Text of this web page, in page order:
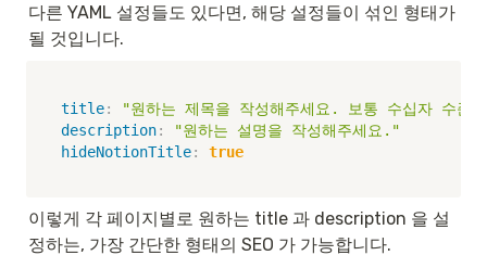
다른 YAML 설정들도 있다면, 해당 설정들이 섞인 형태가
될 것입니다.
title:
"원하는 제목을 작성해주세요. 보통 수십자 수준
description:
"원하는 설명을 작성해주세요."
hideNotionTitle: true
이렇게 각 페이지별로 원하는 title 과 description 을 설
정하는, 가장 간단한 형태의 SEO 가 가능합니다.